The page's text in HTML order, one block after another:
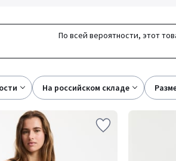
По всей вероятности, этот
на российском складе